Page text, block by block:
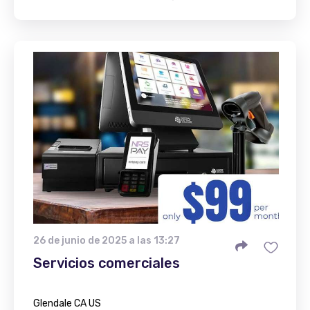
26 de junio de 2025 a las 13:27
Servicios comerciales
Glendale CA US